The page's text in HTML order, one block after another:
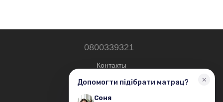
0800339321
Контакты
Полная версия сайта
© 2019—2026